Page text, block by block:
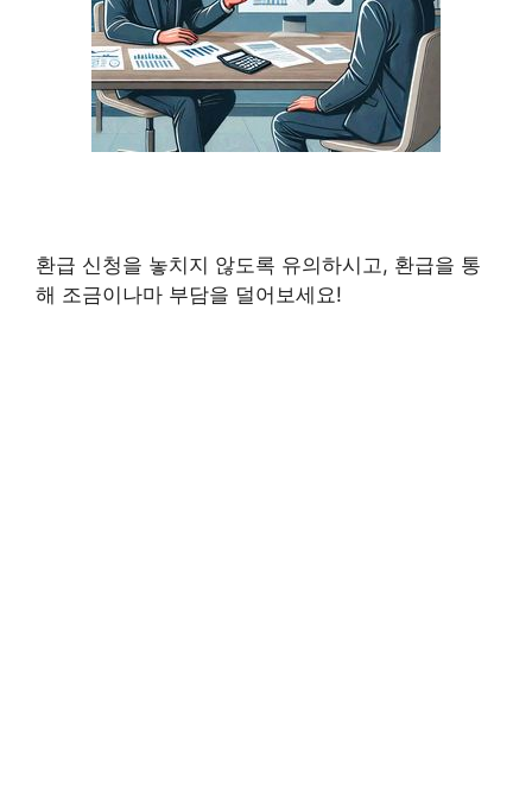
환급 신청을 놓치지 않도록 유의하시고, 환급을 통
해 조금이나마 부담을 덜어보세요!